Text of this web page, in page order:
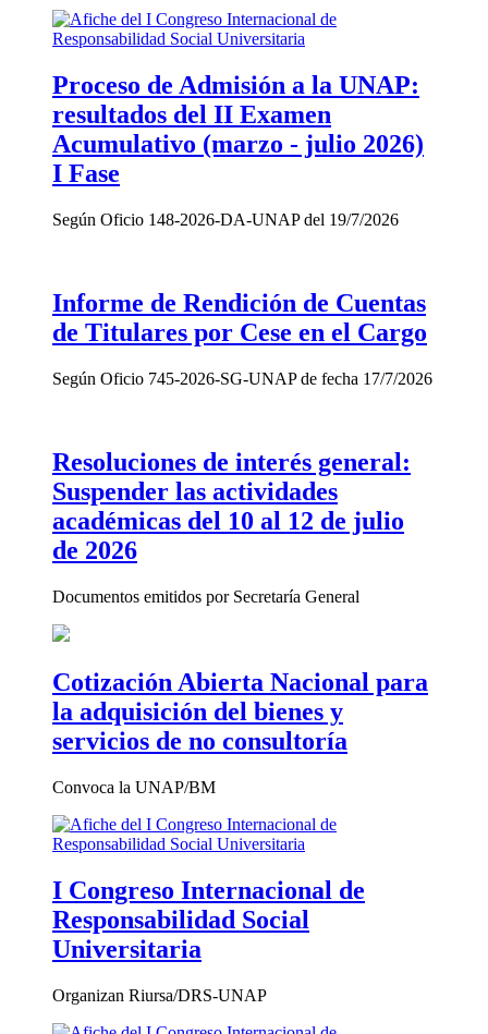
Proceso de Admisión a la UNAP:
resultados del II Examen
Acumulativo (marzo - julio 2026)
I Fase
Según Oficio 148-2026-DA-UNAP del 19/7/2026
Informe de Rendición de Cuentas
de Titulares por Cese en el Cargo
Según Oficio 745-2026-SG-UNAP de fecha 17/7/2026
Resoluciones de interés general:
Suspender las actividades
académicas del 10 al 12 de julio
de 2026
Documentos emitidos por Secretaría General
Cotización Abierta Nacional para
la adquisición del bienes y
servicios de no consultoría
Convoca la UNAP/BM
I Congreso Internacional de
Responsabilidad Social
Universitaria
Organizan Riursa/DRS-UNAP